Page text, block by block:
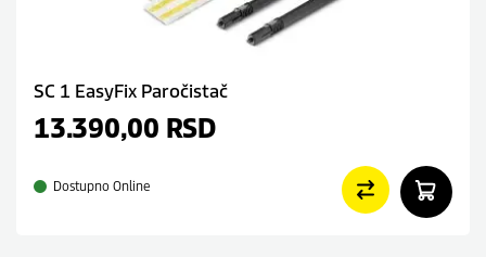
SC 1 EasyFix Paročistač
13.390,00 RSD
Dostupno Online